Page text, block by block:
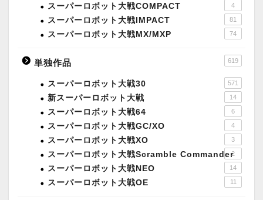
スーパーロボット大戦COMPACT 4
スーパーロボット大戦IMPACT 81
スーパーロボット大戦MX/MXP 74
単独作品 619
スーパーロボット大戦30 571
新スーパーロボット大戦 14
スーパーロボット大戦64 6
スーパーロボット大戦GC/XO 4
スーパーロボット大戦XO 3
スーパーロボット大戦Scramble Commander2
スーパーロボット大戦NEO 14
スーパーロボット大戦OE 11